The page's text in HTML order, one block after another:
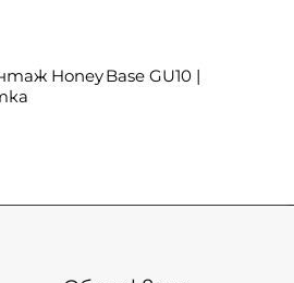
Honey Base GU10 |